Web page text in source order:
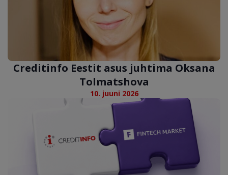
Creditinfo Eestit asus juhtima Oksana
Tolmatshova
10. juuni 2026